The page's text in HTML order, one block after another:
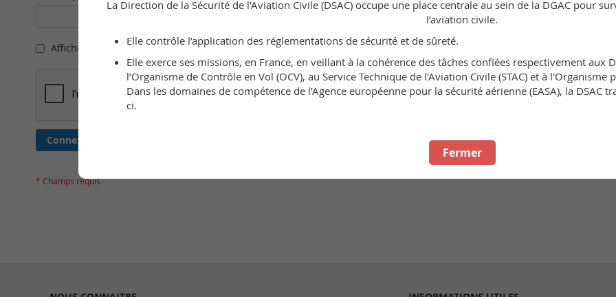
Afficher le mot de passe
Connexion Mot de passe oublié ?
La Direction de la Sécurité de l'Aviation Civile (DSAC) occupe une place centrale au sein de la DGAC pour
l’aviation civile.
Elle contrôle l’application des réglementations de sécurité et de sûreté.
Elle exerce ses missions, en France, en veillant à la cohérence des tâches confiées respectivement aux
l’Organisme de Contrôle en Vol (OCV), au Service Technique de l'Aviation Civile (STAC) et à l'Organisme
Dans les domaines de compétence de l’Agence européenne pour la sécurité aérienne (EASA), la
ci.
Fermer